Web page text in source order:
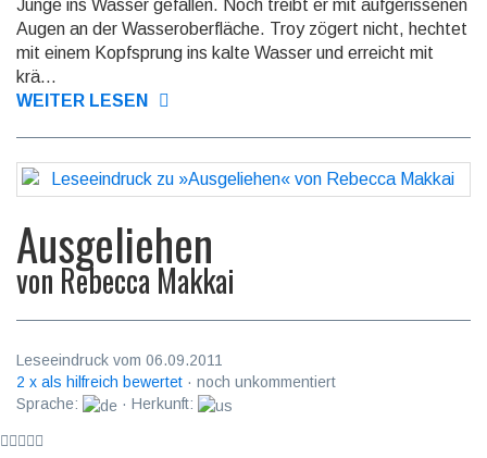
Junge ins Wasser gefallen. Noch treibt er mit aufgerissenen
Augen an der Wasseroberfläche. Troy zögert nicht, hechtet
mit einem Kopfsprung ins kalte Wasser und erreicht mit
krä...
WEITER LESEN
Ausgeliehen
von Rebecca Makkai
Leseeindruck vom 06.09.2011
2 x als hilfreich bewertet · noch unkommentiert
Sprache:
· Herkunft: